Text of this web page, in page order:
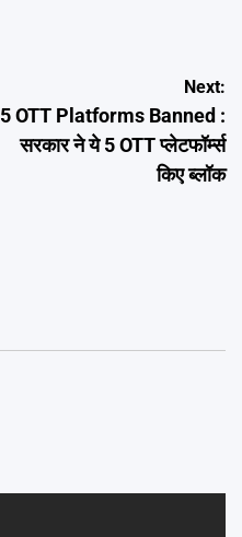
Next:
5 OTT Platforms Banned :
सरकार ने ये 5 OTT प्लेटफॉर्म्स
किए ब्लॉक